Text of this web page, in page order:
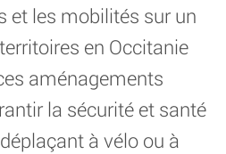
et les mobilités sur un
en Occitanie
aménagements
la sécurité et santé
à vélo ou à